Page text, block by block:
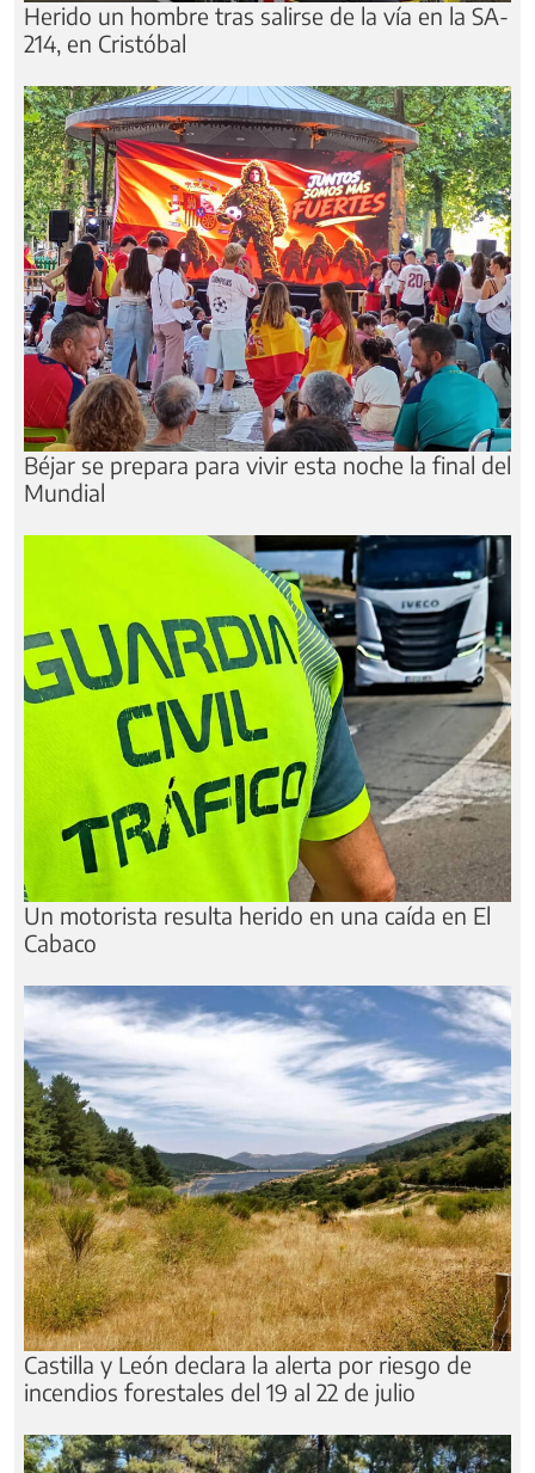
Herido un hombre tras salirse de la vía en la SA-
214, en Cristóbal
Béjar se prepara para vivir esta noche la final del
Mundial
Un motorista resulta herido en una caída en El
Cabaco
Castilla y León declara la alerta por riesgo de
incendios forestales del 19 al 22 de julio